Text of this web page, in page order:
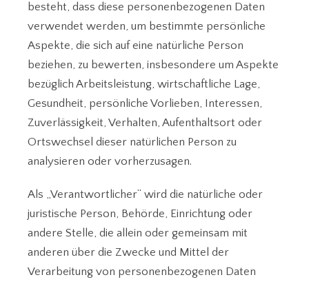
besteht, dass diese personenbezogenen Daten
verwendet werden, um bestimmte persönliche
Aspekte, die sich auf eine natürliche Person
beziehen, zu bewerten, insbesondere um Aspekte
bezüglich Arbeitsleistung, wirtschaftliche Lage,
Gesundheit, persönliche Vorlieben, Interessen,
Zuverlässigkeit, Verhalten, Aufenthaltsort oder
Ortswechsel dieser natürlichen Person zu
analysieren oder vorherzusagen.
Als „Verantwortlicher“ wird die natürliche oder
juristische Person, Behörde, Einrichtung oder
andere Stelle, die allein oder gemeinsam mit
anderen über die Zwecke und Mittel der
Verarbeitung von personenbezogenen Daten